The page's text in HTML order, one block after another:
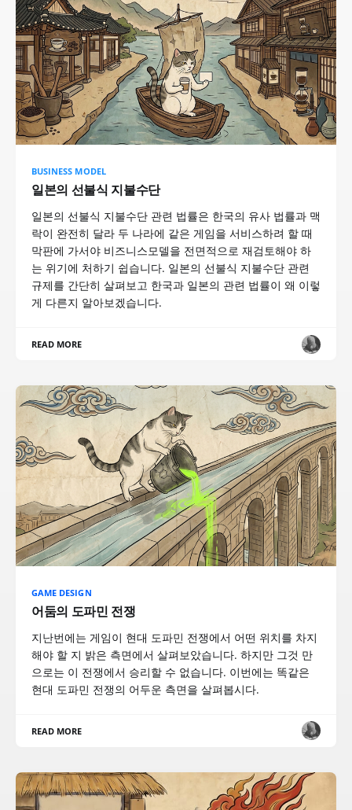
BUSINESS MODEL
일본의 선불식 지불수단
일본의 선불식 지불수단 관련 법률은 한국의 유사 법률과 맥
락이 완전히 달라 두 나라에 같은 게임을 서비스하려 할 때
막판에 가서야 비즈니스모델을 전면적으로 재검토해야 하
는 위기에 처하기 쉽습니다. 일본의 선불식 지불수단 관련
규제를 간단히 살펴보고 한국과 일본의 관련 법률이 왜 이렇
게 다른지 알아보겠습니다.
READ MORE
GAME DESIGN
어둠의 도파민 전쟁
지난번에는 게임이 현대 도파민 전쟁에서 어떤 위치를 차지
해야 할 지 밝은 측면에서 살펴보았습니다. 하지만 그것 만
으로는 이 전쟁에서 승리할 수 없습니다. 이번에는 똑같은
현대 도파민 전쟁의 어두운 측면을 살펴봅시다.
READ MORE